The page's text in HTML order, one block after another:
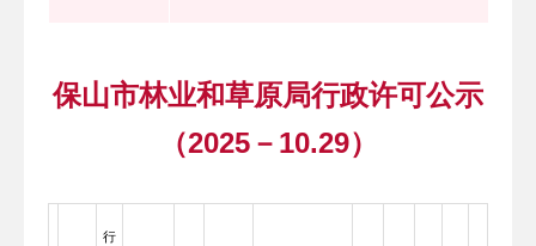
保山市林业和草原局行政许可公示
（2025－10.29）
行